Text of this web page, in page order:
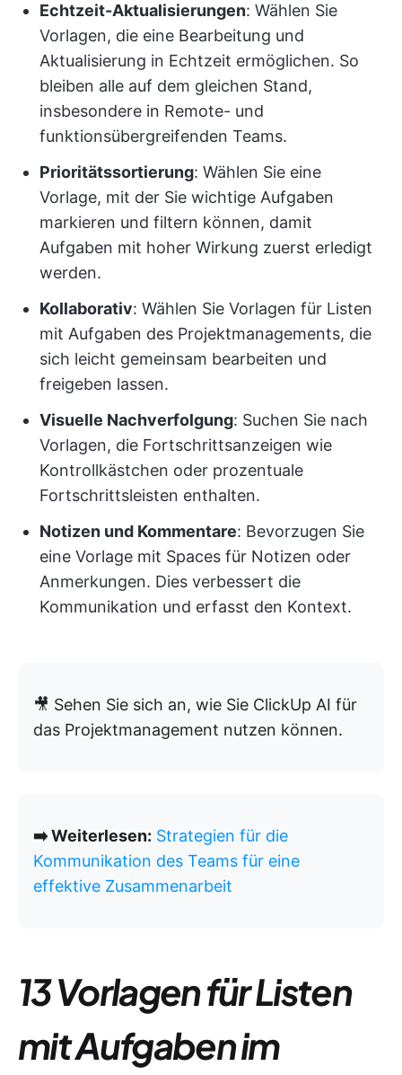
Echtzeit-Aktualisierungen: Wählen Sie
Vorlagen, die eine Bearbeitung und
Aktualisierung in Echtzeit ermöglichen. So
bleiben alle auf dem gleichen Stand,
insbesondere in Remote- und
funktionsübergreifenden Teams.
Prioritätssortierung: Wählen Sie eine
Vorlage, mit der Sie wichtige Aufgaben
markieren und filtern können, damit
Aufgaben mit hoher Wirkung zuerst erledigt
werden.
Kollaborativ: Wählen Sie Vorlagen für Listen
mit Aufgaben des Projektmanagements, die
sich leicht gemeinsam bearbeiten und
freigeben lassen.
Visuelle Nachverfolgung: Suchen Sie nach
Vorlagen, die Fortschrittsanzeigen wie
Kontrollkästchen oder prozentuale
Fortschrittsleisten enthalten.
Notizen und Kommentare: Bevorzugen Sie
eine Vorlage mit Spaces für Notizen oder
Anmerkungen. Dies verbessert die
Kommunikation und erfasst den Kontext.
🎥 Sehen Sie sich an, wie Sie ClickUp AI für
das Projektmanagement nutzen können.
➡️ Weiterlesen: Strategien für die
Kommunikation des Teams für eine
effektive Zusammenarbeit
13 Vorlagen für Listen
mit Aufgaben im